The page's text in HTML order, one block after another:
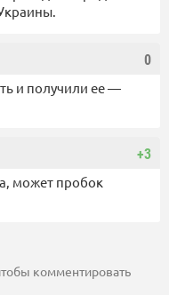
0
и получили ее —
+3
может пробок
комментировать